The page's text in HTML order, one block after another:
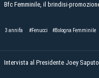
Bfc Femminile, il brindisi-
3 annifa #Fenucci #Bologna Femminile
Intervista al Presidente Joey Saputo